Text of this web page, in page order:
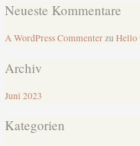
Neueste Kommentare
A WordPress CommenterzuHello
Archiv
Juni 2023
Kategorien